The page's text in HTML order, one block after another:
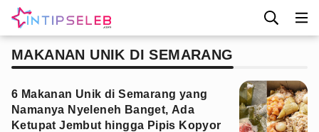
MAKANAN UNIK DI SEMARANG
6 Makanan Unik di Semarang yang
Namanya Nyeleneh Banget, Ada
Ketupat Jembut hingga Pipis Kopyor